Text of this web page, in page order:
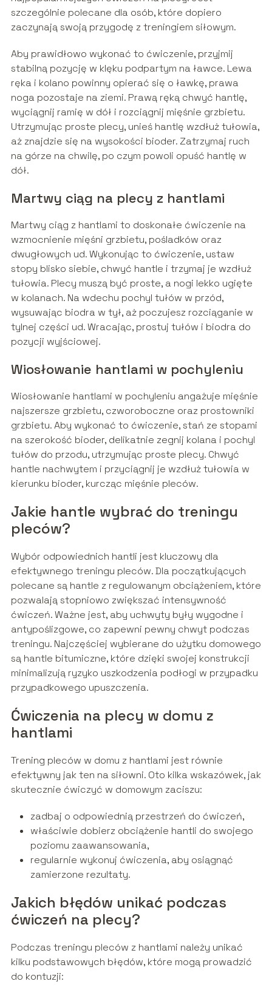
szczególnie polecane dla osób, które dopiero
zaczynają swoją przygodę z treningiem siłowym.
Aby prawidłowo wykonać to ćwiczenie, przyjmij
stabilną pozycję w klęku podpartym na ławce. Lewa
ręka i kolano powinny opierać się o ławkę, prawa
noga pozostaje na ziemi. Prawą ręką chwyć hantlę,
wyciągnij ramię w dół i rozciągnij mięśnie grzbietu.
Utrzymując proste plecy, unieś hantlę wzdłuż tułowia,
aż znajdzie się na wysokości bioder. Zatrzymaj ruch
na górze na chwilę, po czym powoli opuść hantlę w
dół.
Martwy ciąg na plecy z hantlami
Martwy ciąg z hantlami to doskonałe ćwiczenie na
wzmocnienie mięśni grzbietu, pośladków oraz
dwugłowych ud. Wykonując to ćwiczenie, ustaw
stopy blisko siebie, chwyć hantle i trzymaj je wzdłuż
tułowia. Plecy muszą być proste, a nogi lekko ugięte
w kolanach. Na wdechu pochyl tułów w przód,
wysuwając biodra w tył, aż poczujesz rozciąganie w
tylnej części ud. Wracając, prostuj tułów i biodra do
pozycji wyjściowej.
Wiosłowanie hantlami w pochyleniu
Wiosłowanie hantlami w pochyleniu angażuje mięśnie
najszersze grzbietu, czworoboczne oraz prostowniki
grzbietu. Aby wykonać to ćwiczenie, stań ze stopami
na szerokość bioder, delikatnie zegnij kolana i pochyl
tułów do przodu, utrzymując proste plecy. Chwyć
hantle nachwytem i przyciągnij je wzdłuż tułowia w
kierunku bioder, kurcząc mięśnie pleców.
Jakie hantle wybrać do treningu
pleców?
Wybór odpowiednich hantli jest kluczowy dla
efektywnego treningu pleców. Dla początkujących
polecane są hantle z regulowanym obciążeniem, które
pozwalają stopniowo zwiększać intensywność
ćwiczeń. Ważne jest, aby uchwyty były wygodne i
antypoślizgowe, co zapewni pewny chwyt podczas
treningu. Najczęściej wybierane do użytku domowego
są hantle bitumiczne, które dzięki swojej konstrukcji
minimalizują ryzyko uszkodzenia podłogi w przypadku
przypadkowego upuszczenia.
Ćwiczenia na plecy w domu z
hantlami
Trening pleców w domu z hantlami jest równie
efektywny jak ten na siłowni. Oto kilka wskazówek, jak
skutecznie ćwiczyć w domowym zaciszu:
zadbaj o odpowiednią przestrzeń do ćwiczeń,
właściwie dobierz obciążenie hantli do swojego
poziomu zaawansowania,
regularnie wykonuj ćwiczenia, aby osiągnąć
zamierzone rezultaty.
Jakich błędów unikać podczas
ćwiczeń na plecy?
Podczas treningu pleców z hantlami należy unikać
kilku podstawowych błędów, które mogą prowadzić
do kontuzji: